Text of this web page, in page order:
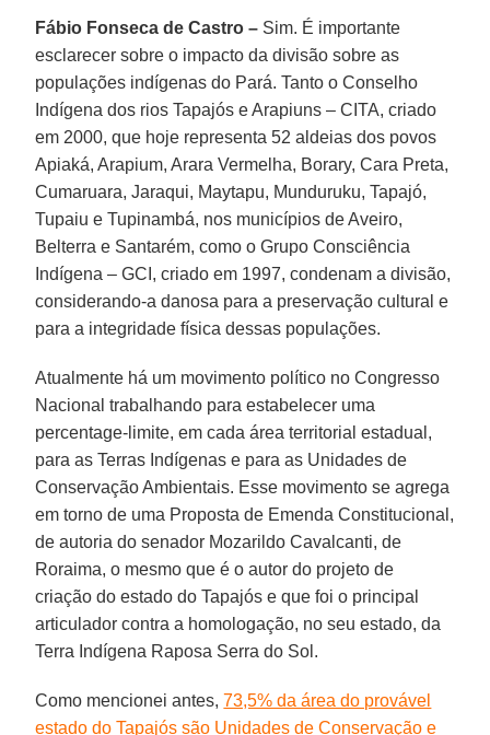
Fábio Fonseca de Castro – Sim. É importante
esclarecer sobre o impacto da divisão sobre as
populações indígenas do Pará. Tanto o Conselho
Indígena dos rios Tapajós e Arapiuns – CITA, criado
em 2000, que hoje representa 52 aldeias dos povos
Apiaká, Arapium, Arara Vermelha, Borary, Cara Preta,
Cumaruara, Jaraqui, Maytapu, Munduruku, Tapajó,
Tupaiu e Tupinambá, nos municípios de Aveiro,
Belterra e Santarém, como o Grupo Consciência
Indígena – GCI, criado em 1997, condenam a divisão,
considerando-a danosa para a preservação cultural e
para a integridade física dessas populações.
Atualmente há um movimento político no Congresso
Nacional trabalhando para estabelecer uma
percentage-limite, em cada área territorial estadual,
para as Terras Indígenas e para as Unidades de
Conservação Ambientais. Esse movimento se agrega
em torno de uma Proposta de Emenda Constitucional,
de autoria do senador Mozarildo Cavalcanti, de
Roraima, o mesmo que é o autor do projeto de
criação do estado do Tapajós e que foi o principal
articulador contra a homologação, no seu estado, da
Terra Indígena Raposa Serra do Sol.
Como mencionei antes,73,5% da área do provável
estado do Tapajós são Unidades de Conservação e